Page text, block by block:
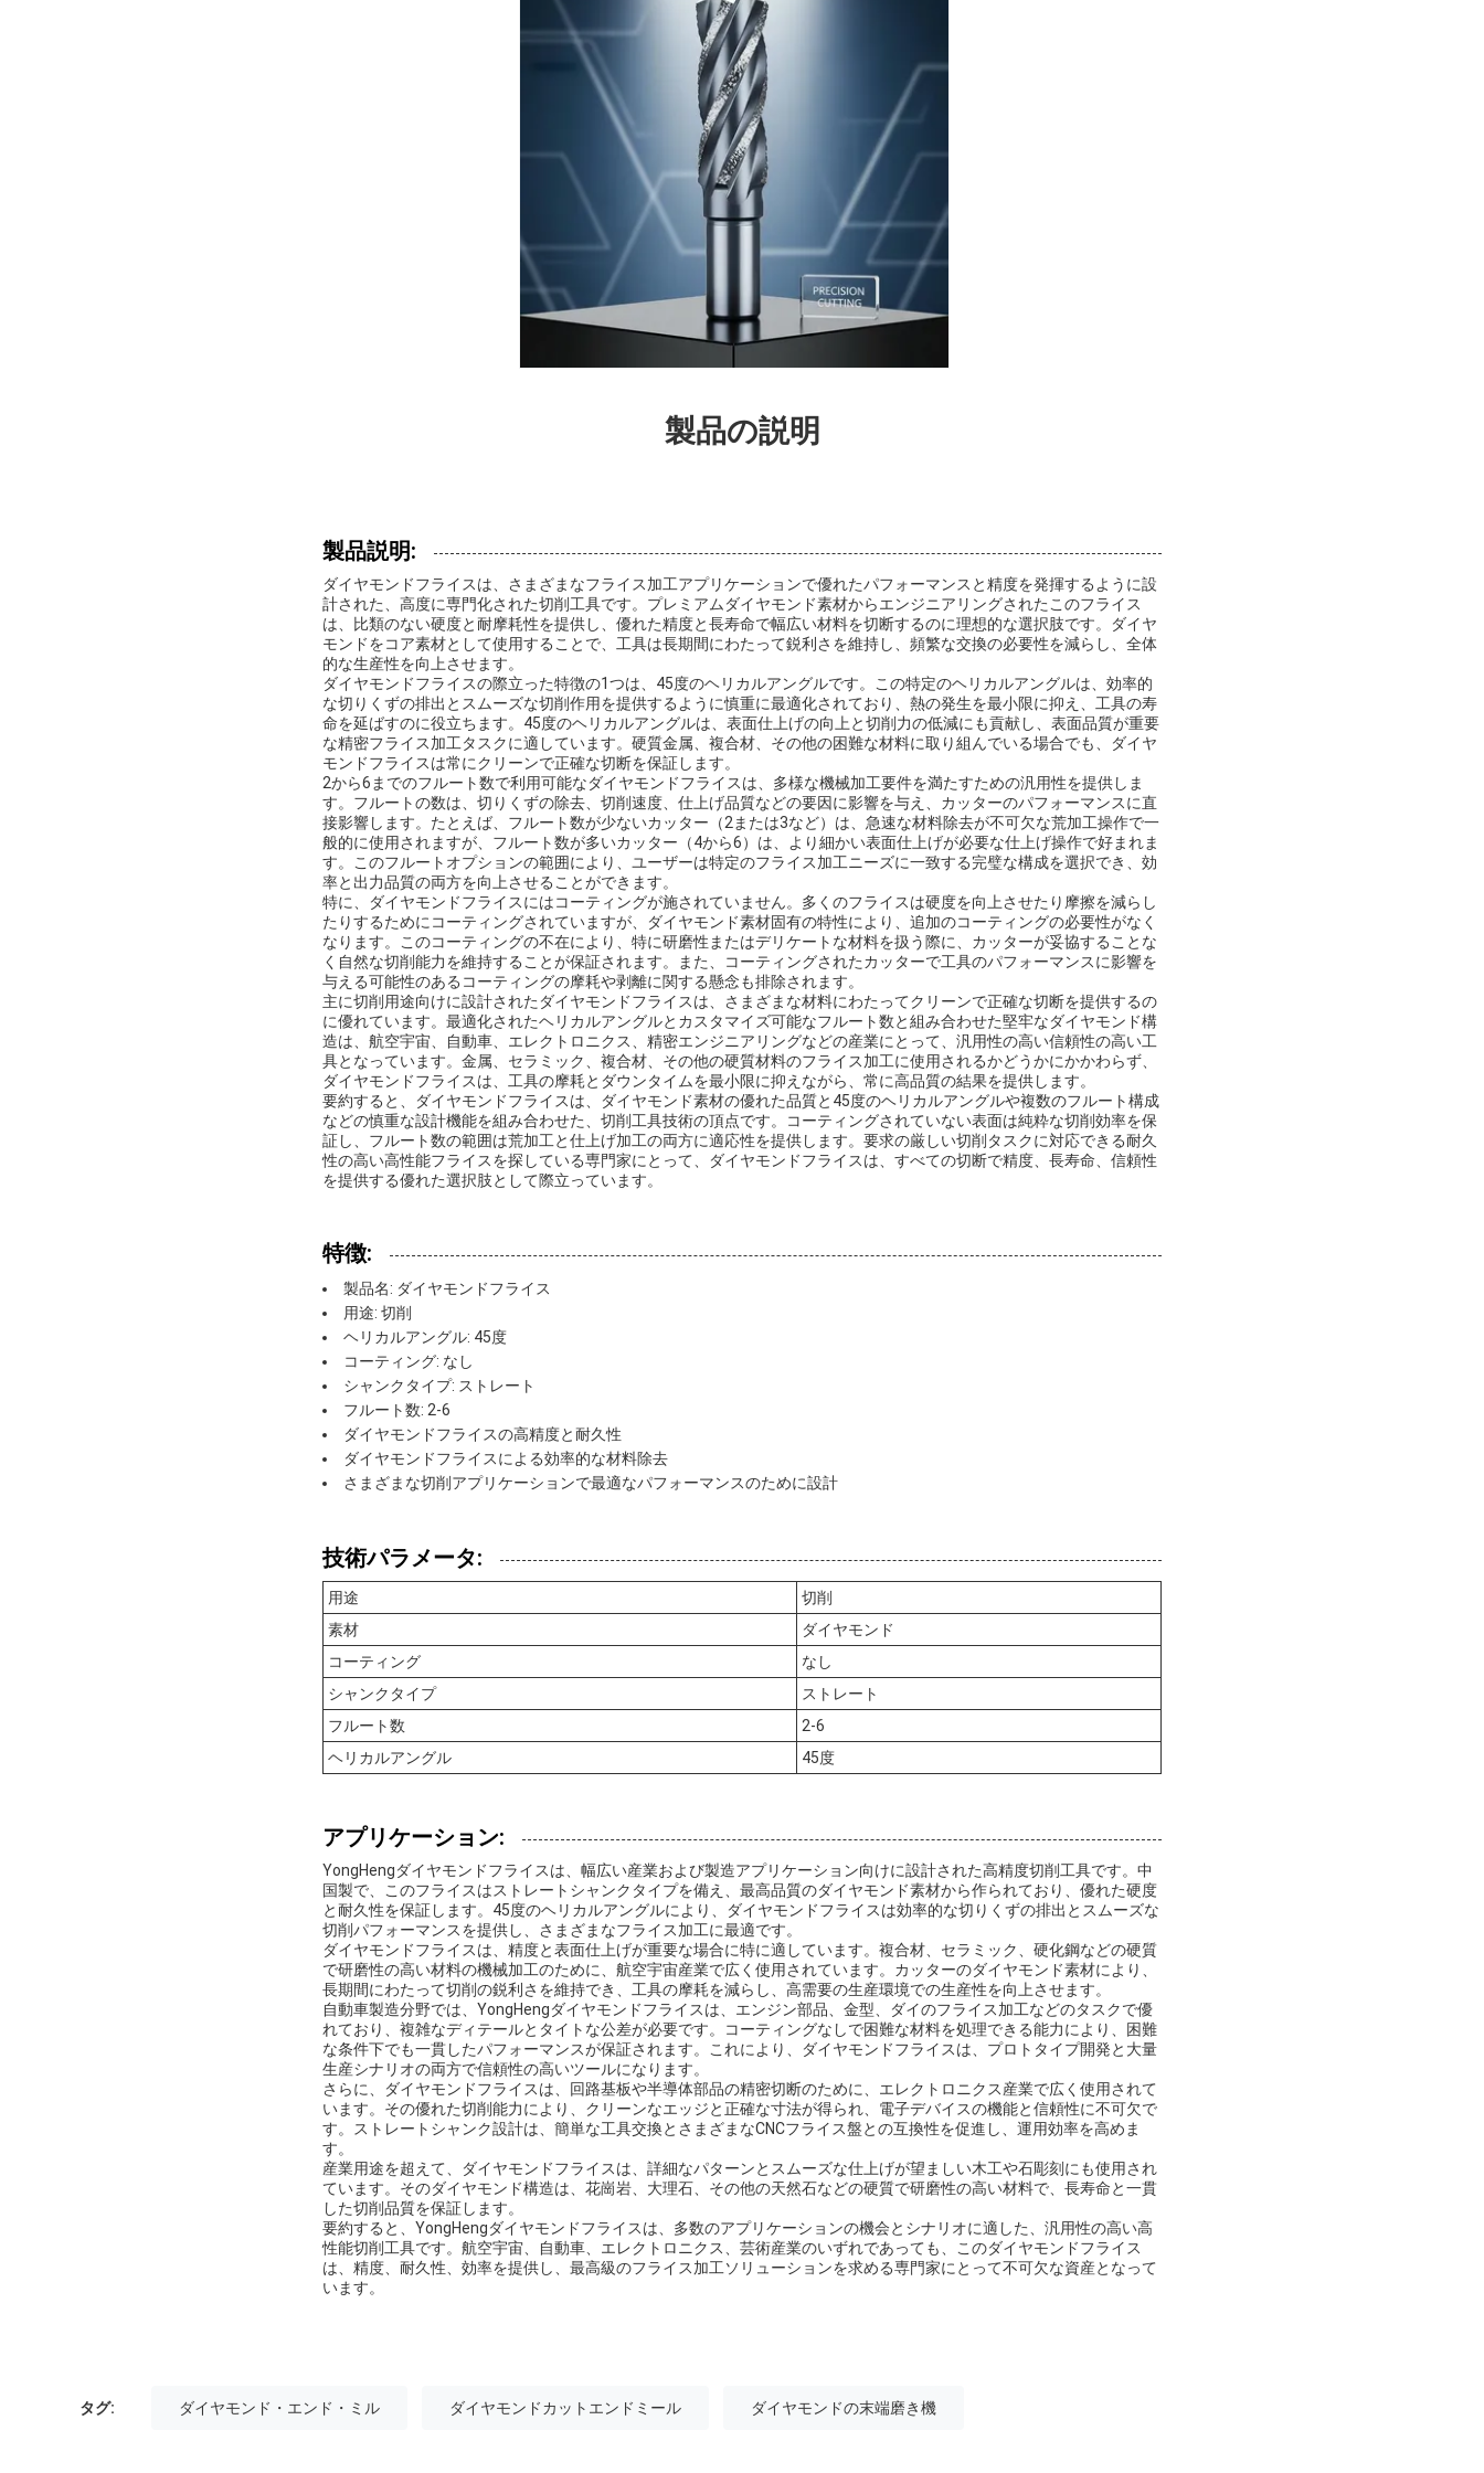
製品の説明
製品説明:
ダイヤモンドフライスは、さまざまなフライス加工アプリケーションで優れたパフォーマンスと精度を発揮するように設
計された、高度に専門化された切削工具です。プレミアムダイヤモンド素材からエンジニアリングされたこのフライス
は、比類のない硬度と耐摩耗性を提供し、優れた精度と長寿命で幅広い材料を切断するのに理想的な選択肢です。ダイヤ
モンドをコア素材として使用することで、工具は長期間にわたって鋭利さを維持し、頻繁な交換の必要性を減らし、全体
的な生産性を向上させます。
ダイヤモンドフライスの際立った特徴の1つは、45度のヘリカルアングルです。この特定のヘリカルアングルは、効率的
な切りくずの排出とスムーズな切削作用を提供するように慎重に最適化されており、熱の発生を最小限に抑え、工具の寿
命を延ばすのに役立ちます。45度のヘリカルアングルは、表面仕上げの向上と切削力の低減にも貢献し、表面品質が重要
な精密フライス加工タスクに適しています。硬質金属、複合材、その他の困難な材料に取り組んでいる場合でも、ダイヤ
モンドフライスは常にクリーンで正確な切断を保証します。
2から6までのフルート数で利用可能なダイヤモンドフライスは、多様な機械加工要件を満たすための汎用性を提供しま
す。フルートの数は、切りくずの除去、切削速度、仕上げ品質などの要因に影響を与え、カッターのパフォーマンスに直
接影響します。たとえば、フルート数が少ないカッター（2または3など）は、急速な材料除去が不可欠な荒加工操作で一
般的に使用されますが、フルート数が多いカッター（4から6）は、より細かい表面仕上げが必要な仕上げ操作で好まれま
す。このフルートオプションの範囲により、ユーザーは特定のフライス加工ニーズに一致する完璧な構成を選択でき、効
率と出力品質の両方を向上させることができます。
特に、ダイヤモンドフライスにはコーティングが施されていません。多くのフライスは硬度を向上させたり摩擦を減らし
たりするためにコーティングされていますが、ダイヤモンド素材固有の特性により、追加のコーティングの必要性がなく
なります。このコーティングの不在により、特に研磨性またはデリケートな材料を扱う際に、カッターが妥協することな
く自然な切削能力を維持することが保証されます。また、コーティングされたカッターで工具のパフォーマンスに影響を
与える可能性のあるコーティングの摩耗や剥離に関する懸念も排除されます。
主に切削用途向けに設計されたダイヤモンドフライスは、さまざまな材料にわたってクリーンで正確な切断を提供するの
に優れています。最適化されたヘリカルアングルとカスタマイズ可能なフルート数と組み合わせた堅牢なダイヤモンド構
造は、航空宇宙、自動車、エレクトロニクス、精密エンジニアリングなどの産業にとって、汎用性の高い信頼性の高い工
具となっています。金属、セラミック、複合材、その他の硬質材料のフライス加工に使用されるかどうかにかかわらず、
ダイヤモンドフライスは、工具の摩耗とダウンタイムを最小限に抑えながら、常に高品質の結果を提供します。
要約すると、ダイヤモンドフライスは、ダイヤモンド素材の優れた品質と45度のヘリカルアングルや複数のフルート構成
などの慎重な設計機能を組み合わせた、切削工具技術の頂点です。コーティングされていない表面は純粋な切削効率を保
証し、フルート数の範囲は荒加工と仕上げ加工の両方に適応性を提供します。要求の厳しい切削タスクに対応できる耐久
性の高い高性能フライスを探している専門家にとって、ダイヤモンドフライスは、すべての切断で精度、長寿命、信頼性
を提供する優れた選択肢として際立っています。
特徴:
製品名: ダイヤモンドフライス
用途: 切削
ヘリカルアングル: 45度
コーティング: なし
シャンクタイプ: ストレート
フルート数: 2-6
ダイヤモンドフライスの高精度と耐久性
ダイヤモンドフライスによる効率的な材料除去
さまざまな切削アプリケーションで最適なパフォーマンスのために設計
技術パラメータ:
用途
切削
素材
ダイヤモンド
コーティング
なし
シャンクタイプ
ストレート
フルート数
2-6
ヘリカルアングル
45度
アプリケーション:
YongHengダイヤモンドフライスは、幅広い産業および製造アプリケーション向けに設計された高精度切削工具です。中
国製で、このフライスはストレートシャンクタイプを備え、最高品質のダイヤモンド素材から作られており、優れた硬度
と耐久性を保証します。45度のヘリカルアングルにより、ダイヤモンドフライスは効率的な切りくずの排出とスムーズな
切削パフォーマンスを提供し、さまざまなフライス加工に最適です。
ダイヤモンドフライスは、精度と表面仕上げが重要な場合に特に適しています。複合材、セラミック、硬化鋼などの硬質
で研磨性の高い材料の機械加工のために、航空宇宙産業で広く使用されています。カッターのダイヤモンド素材により、
長期間にわたって切削の鋭利さを維持でき、工具の摩耗を減らし、高需要の生産環境での生産性を向上させます。
自動車製造分野では、YongHengダイヤモンドフライスは、エンジン部品、金型、ダイのフライス加工などのタスクで優
れており、複雑なディテールとタイトな公差が必要です。コーティングなしで困難な材料を処理できる能力により、困難
な条件下でも一貫したパフォーマンスが保証されます。これにより、ダイヤモンドフライスは、プロトタイプ開発と大量
生産シナリオの両方で信頼性の高いツールになります。
さらに、ダイヤモンドフライスは、回路基板や半導体部品の精密切断のために、エレクトロニクス産業で広く使用されて
います。その優れた切削能力により、クリーンなエッジと正確な寸法が得られ、電子デバイスの機能と信頼性に不可欠で
す。ストレートシャンク設計は、簡単な工具交換とさまざまなCNCフライス盤との互換性を促進し、運用効率を高めま
す。
産業用途を超えて、ダイヤモンドフライスは、詳細なパターンとスムーズな仕上げが望ましい木工や石彫刻にも使用され
ています。そのダイヤモンド構造は、花崗岩、大理石、その他の天然石などの硬質で研磨性の高い材料で、長寿命と一貫
した切削品質を保証します。
要約すると、YongHengダイヤモンドフライスは、多数のアプリケーションの機会とシナリオに適した、汎用性の高い高
性能切削工具です。航空宇宙、自動車、エレクトロニクス、芸術産業のいずれであっても、このダイヤモンドフライス
は、精度、耐久性、効率を提供し、最高級のフライス加工ソリューションを求める専門家にとって不可欠な資産となって
います。
タグ: ダイヤモンド・エンド・ミル ダイヤモンドカットエンドミール ダイヤモンドの末端磨き機